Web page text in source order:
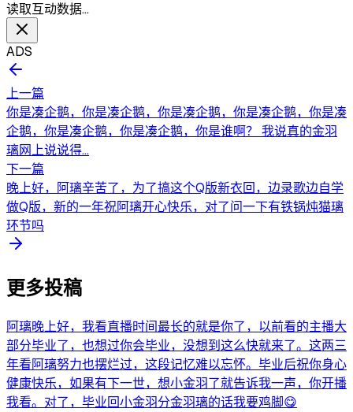
读取互动数据…
ADS
上一篇
你是凑企鹅，你是凑企鹅，你是凑企鹅，你是凑企鹅，你是凑
企鹅，你是凑企鹅，你是凑企鹅，你是谁啊？ 我说真的金羽
璃网上说说得...
下一篇
晚上好，阿璃辛苦了，为了搞这个Q版新衣回，边录歌边自学
做Q版，新的一年祝阿璃开心快乐，对了问一下有铁锅炖猫璃
环节吗
更多投稿
阿璃晚上好，我看直播时间最长的就是你了，以前看的主播大
部分毕业了，也想过你会毕业，没想到这么快就来了。这两三
年看阿璃努力也摆烂过，这段记忆难以忘怀。毕业后祝你身心
健康快乐，如果有下一世，想小金羽了就告诉我一声，你开播
我看。对了，毕业回小金羽分金羽璃的话我要鸡脚😋